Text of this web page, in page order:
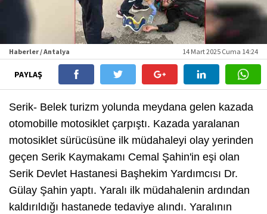
Haberler / Antalya 14 Mart 2025 Cuma 14:24
PAYLAŞ
Serik- Belek turizm yolunda meydana gelen kazada
otomobille motosiklet çarpıştı. Kazada yaralanan
motosiklet sürücüsüne ilk müdahaleyi olay yerinden
geçen Serik Kaymakamı Cemal Şahin'in eşi olan
Serik Devlet Hastanesi Başhekim Yardımcısı Dr.
Gülay Şahin yaptı. Yaralı ilk müdahalenin ardından
kaldırıldığı hastanede tedaviye alındı. Yaralının